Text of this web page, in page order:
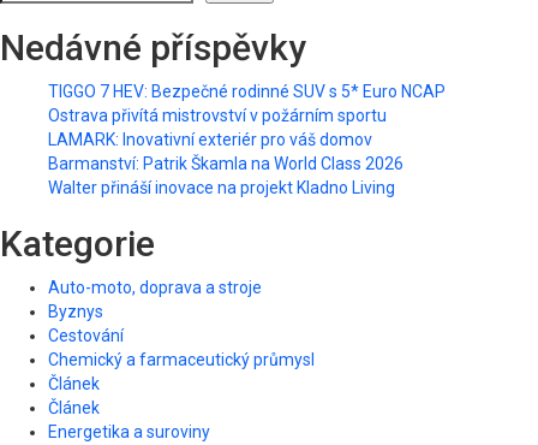
Nedávné příspěvky
TIGGO 7 HEV: Bezpečné rodinné SUV s 5* Euro NCAP
Ostrava přivítá mistrovství v požárním sportu
LAMARK: Inovativní exteriér pro váš domov
Barmanství: Patrik Škamla na World Class 2026
Walter přináší inovace na projekt Kladno Living
Kategorie
Auto-moto, doprava a stroje
Byznys
Cestování
Chemický a farmaceutický průmysl
Článek
Článek
Energetika a suroviny